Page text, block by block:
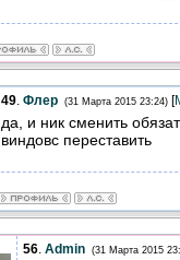
49. Флер (31 Марта 2015 23:24) [
да, и ник сменить
виндовс переставить
56. Admin (31 Марта 2015